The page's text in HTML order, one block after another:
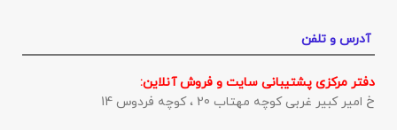
آدرس و تلفن
دفتر مرکزی پشتیبانی سایت و فروش آنلاین:
خ امیر کبیر غربی کوچه مهتاب 20 ، کوچه فردوس 14